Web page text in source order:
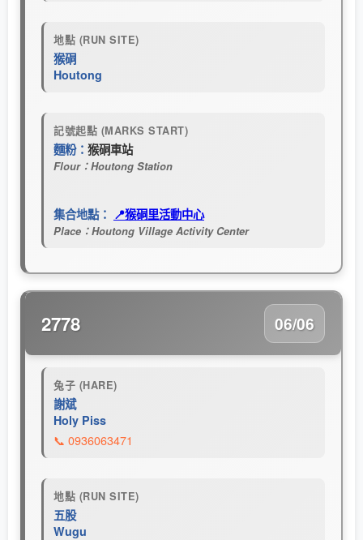
地點 (RUN SITE)
猴硐
Houtong
記號起點 (MARKS START)
麵粉： 猴硐車站
Flour：Houtong Station
集合地點： 📍猴硐里活動中心
Place：Houtong Village Activity Center
2778 06/06
兔子 (HARE)
謝斌
Holy Piss
📞 0936063471
地點 (RUN SITE)
五股
Wugu